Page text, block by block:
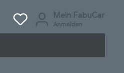
Mein FabuCar
Anmelden